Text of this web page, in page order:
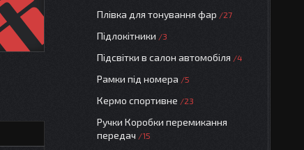
Плівка для тонування фар 27
Підлокітники 3
Підсвітки в салон автомобіля 4
Рамки під номера 5
Кермо спортивне 23
Ручки Коробки перемикання
передач
15